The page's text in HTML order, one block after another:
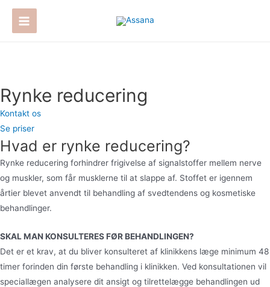
Main
Rynke reducering
Kontakt os
Se priser
Hvad er rynke reducering?
Rynke reducering forhindrer frigivelse af signalstoffer mellem nerve
og muskler, som får musklerne til at slappe af. Stoffet er igennem
årtier blevet anvendt til behandling af svedtendens og kosmetiske
behandlinger.
SKAL MAN KONSULTERES FØR BEHANDLINGEN?
Det er et krav, at du bliver konsulteret af klinikkens læge minimum 48
timer forinden din første behandling i klinikken. Ved konsultationen vil
speciallægen analysere dit ansigt og tilrettelægge behandlingen ud